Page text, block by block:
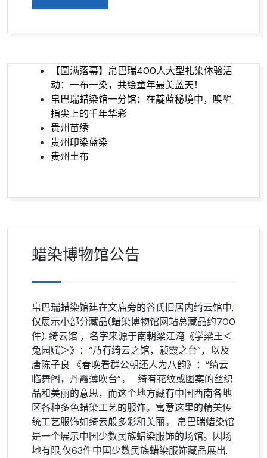
【圆满落幕】帛巴瑞400人大型扎染体验活
动：一布一染，共绘童年最美蓝天！
帛巴瑞蜡染馆一分馆：在靛蓝秘境中，唤醒
指尖上的千年华彩
贵州苗绣
贵州印染蓝染
贵州土布
蜡染博物馆公告
帛巴瑞蜡染馆建在文庙旁的谷氏旧居内绮云馆中,
仅展示小部分藏品(蜡染博物馆网站总藏品约700
件). 绮云馆 ，名字来源于南朝梁江淹《学梁王＜
兔园赋＞》：“乃有绮云之馆，赪霞之台”，以及
唐陈子良 《春晚看群公朝还人为八韵》：“绮云
临舞阁，丹霞薄吹台”。 绮有花纹或图案的丝织
品和美丽的意思，而这个地方藏有中国西南各地
区各种多色蜡染工艺的服饰。寓意这里的精美传
统工艺服饰如绮云般多彩和美丽。 帛巴瑞蜡染馆
是一个展示中国少数民族蜡染服饰的场馆。因场
地有限,仅63件中国少数民族蜡染服饰藏品展出,